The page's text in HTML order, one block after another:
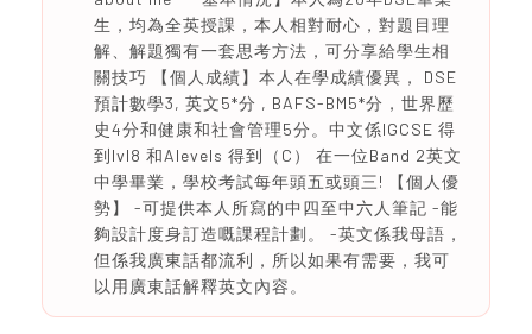
生，均為全英授課，本人相對耐心，對題目理
解、解題獨有一套思考方法，可分享給學生相
關技巧 【個人成績】本人在學成績優異， DSE
預計數學3, 英文5*分 , BAFS-BM5*分，世界歷
史4分和健康和社會管理5分。中文係IGCSE 得
到lvl8 和Alevels 得到（C） 在一位Band 2英文
中學畢業，學校考試每年頭五或頭三! 【個人優
勢】 -可提供本人所寫的中四至中六人筆記 -能
夠設計度身訂造嘅課程計劃。 -英文係我母語，
但係我廣東話都流利，所以如果有需要，我可
以用廣東話解釋英文內容。